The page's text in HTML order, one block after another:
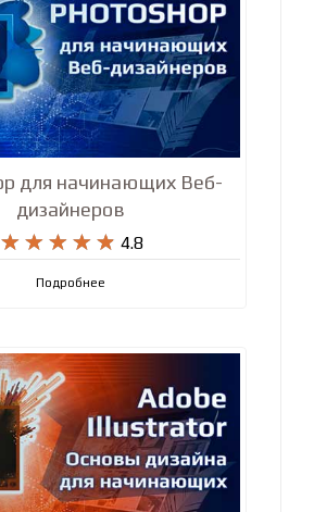
для начинающих Веб-
дизайнеров
    
     4.8
Подробнее